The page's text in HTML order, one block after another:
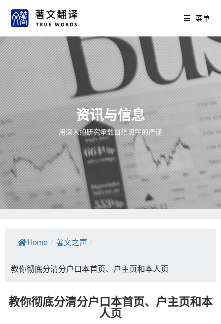
菜单
资讯与信息
用深入的研究承载白纸黑字的严谨
Home / 著文之声 /
教你彻底分清分户口本首页、户主页和本人页
教你彻底分清分户口本首页、户主页和本
人页